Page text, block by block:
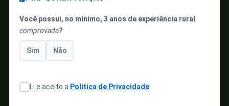
Você possui, no mínimo, 3 anos de experiência rural
comprovada?
Sim Não
Li e aceito a Política de Privacidade